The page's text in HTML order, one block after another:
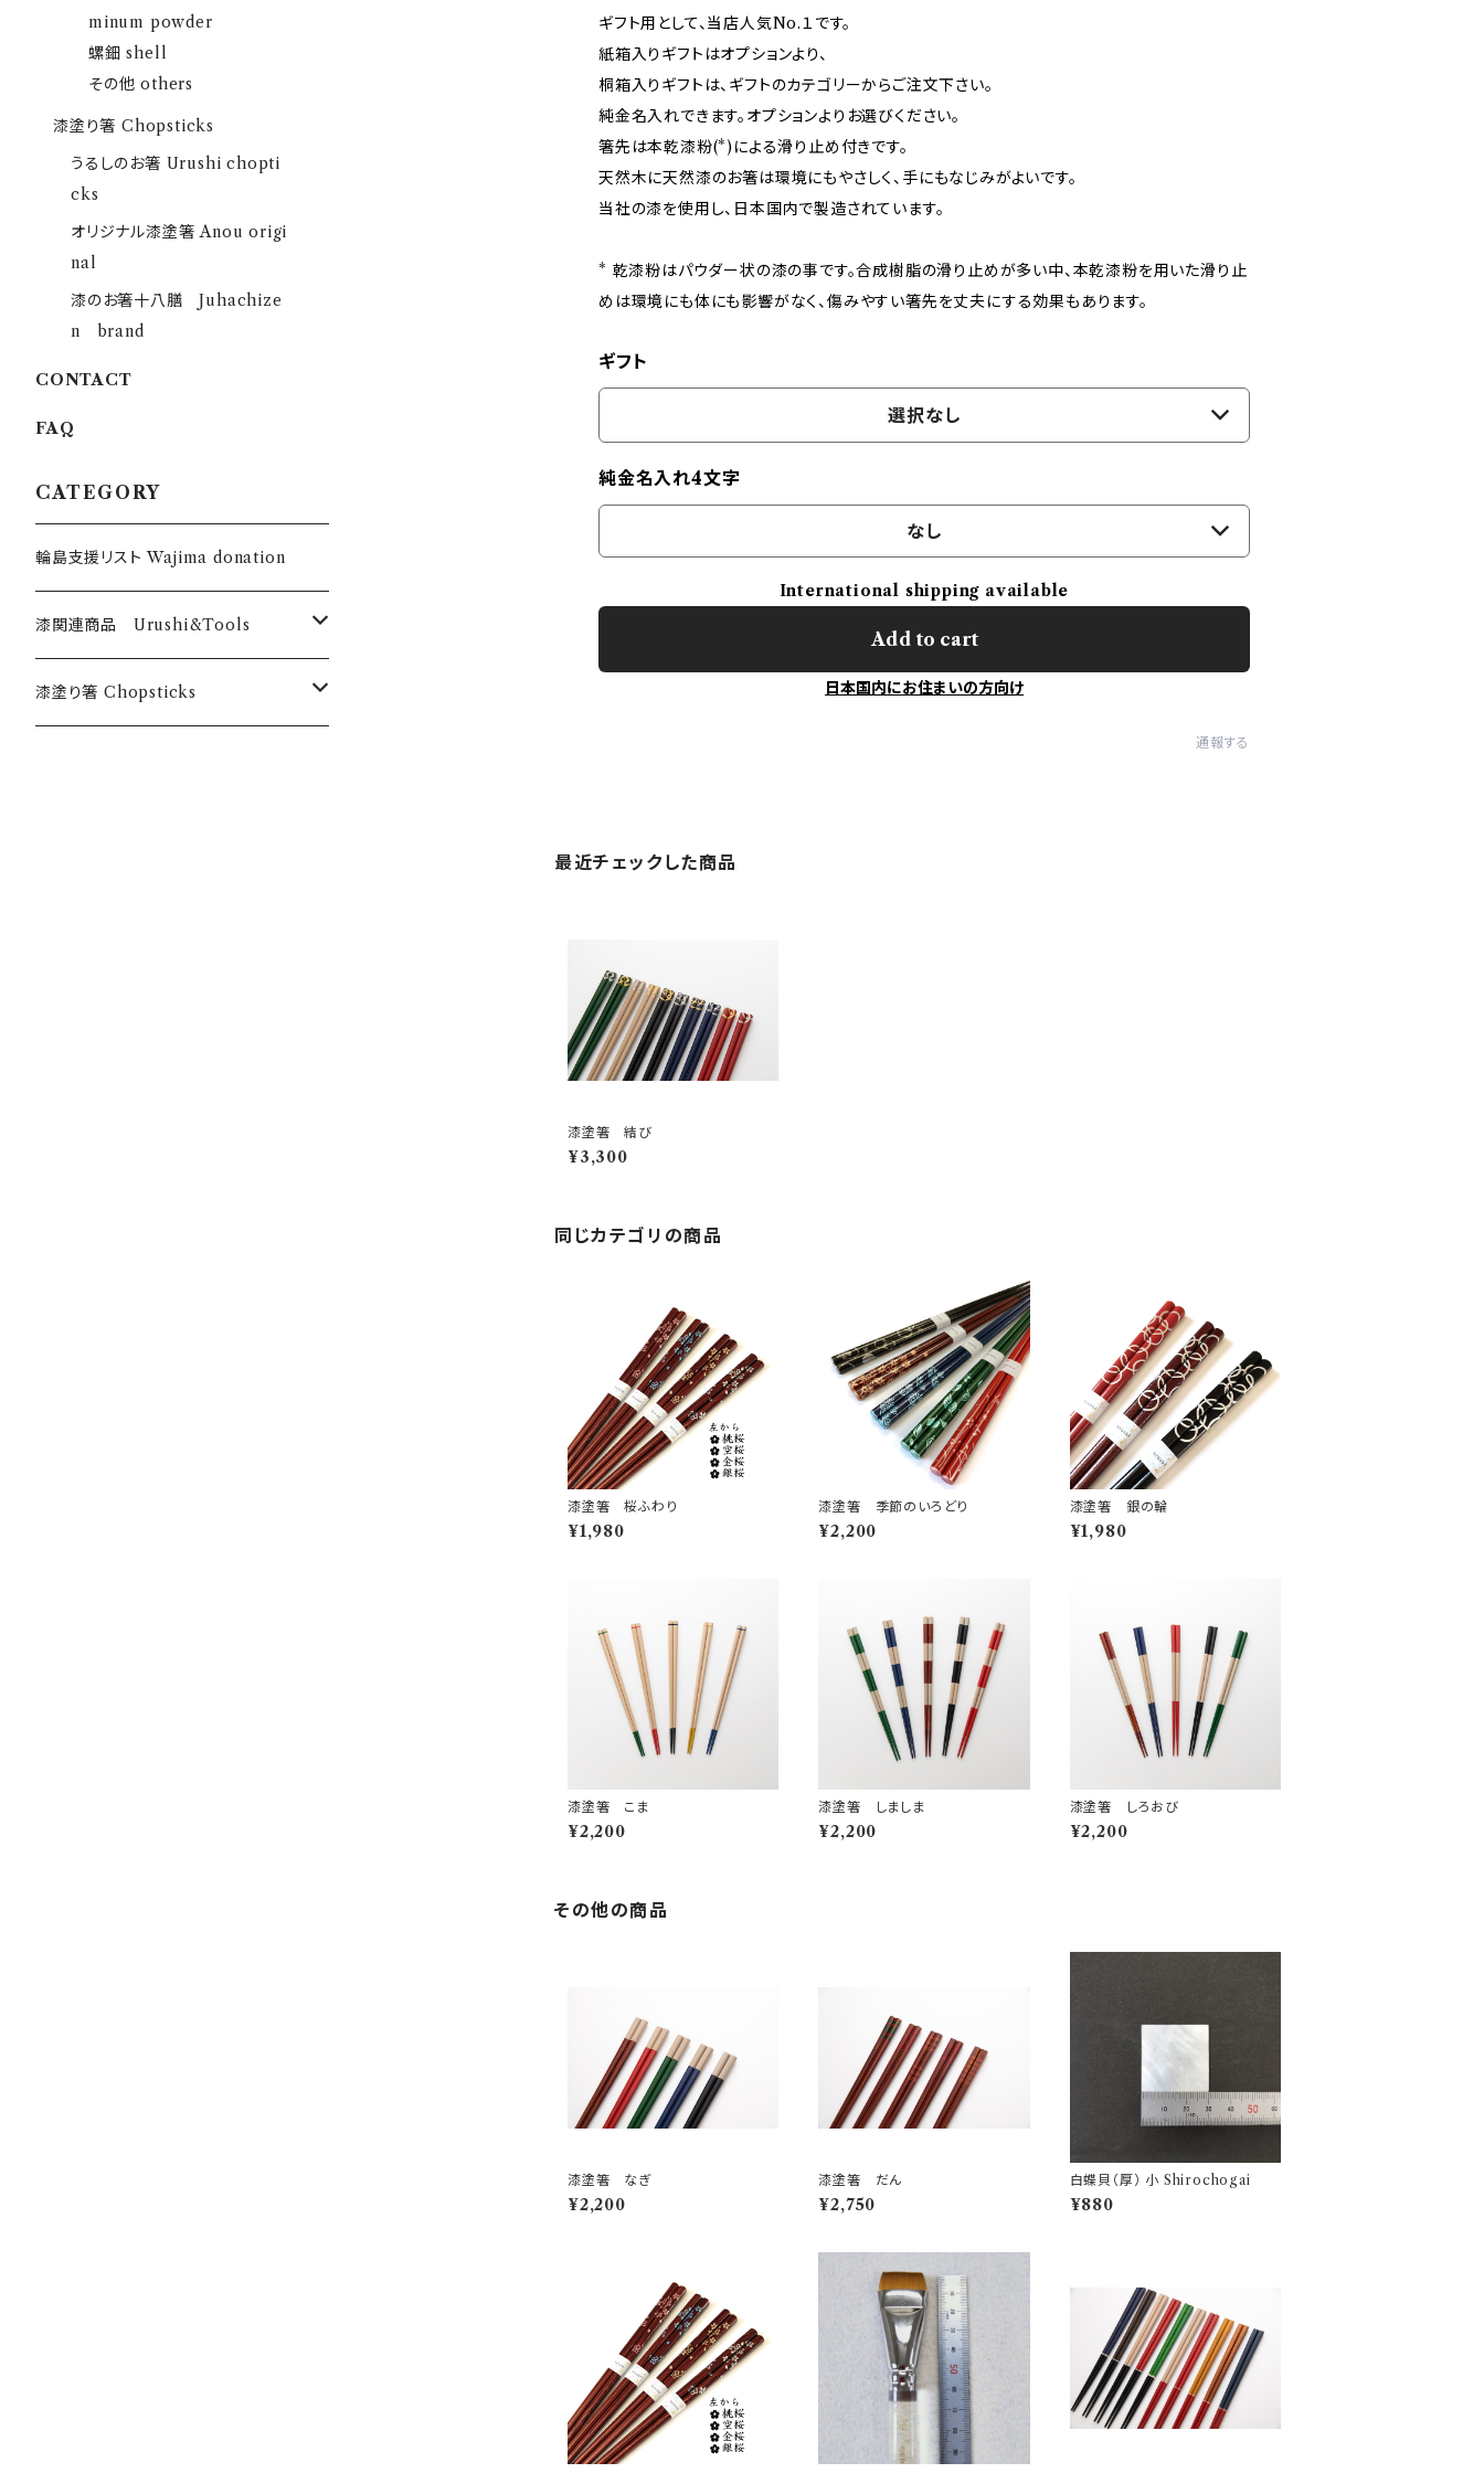
ギフト用として、当店人気No.１です。
紙箱入りギフトはオプションより、
桐箱入りギフトは、ギフトのカテゴリーからご注文下さい。
純金名入れできます。オプションよりお選びください。
箸先は本乾漆粉(*)による滑り止め付きです。
天然木に天然漆のお箸は環境にもやさしく、手にもなじみがよいです。
当社の漆を使用し、日本国内で製造されています。
* 乾漆粉はパウダー状の漆の事です。合成樹脂の滑り止めが多い中、本乾漆粉を用いた滑り止
めは環境にも体にも影響がなく、傷みやすい箸先を丈夫にする効果もあります。
ギフト
選択なし
純金名入れ4文字
なし
International shipping available
Add to cart
日本国内にお住まいの方向け
通報する
最近チェックした商品
漆塗箸 結び
¥3,300
同じカテゴリの商品
漆塗箸 桜ふわり
¥1,980
漆塗箸 季節のいろどり
¥2,200
漆塗箸 銀の輪
¥1,980
漆塗箸 こま
¥2,200
漆塗箸 しましま
¥2,200
漆塗箸 しろおび
¥2,200
その他の商品
漆塗箸 なぎ
¥2,200
漆塗箸 だん
¥2,750
白蝶貝（厚） 小 Shirochogai
¥880
minum powder
螺鈿 shell
その他 others
漆塗り箸 Chopsticks
うるしのお箸 Urushi chopti
cks
オリジナル漆塗箸 Anou origi
nal
漆のお箸十八膳 Juhachize
n brand
CONTACT
FAQ
CATEGORY
輪島支援リスト Wajima donation
漆関連商品 Urushi&Tools
漆 Urushi
漆塗り箸 Chopsticks